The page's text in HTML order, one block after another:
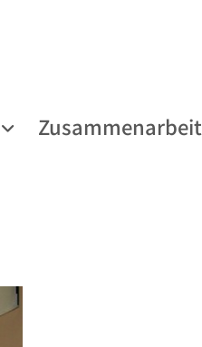
Zusammenarbeit